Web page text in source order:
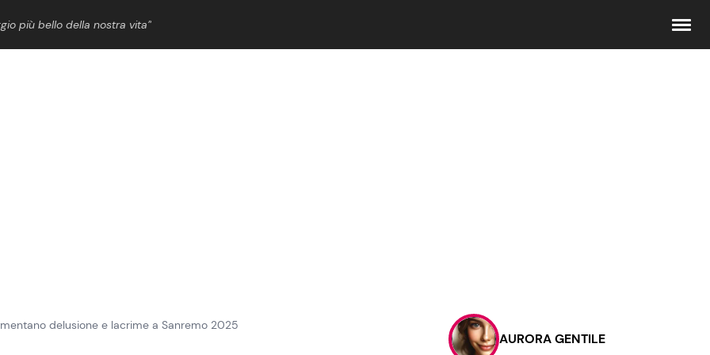
più bello della nostra vita”
Contattaci
Pubblicità
delusione e lacrime a Sanremo 2025
AURORA GENTILE